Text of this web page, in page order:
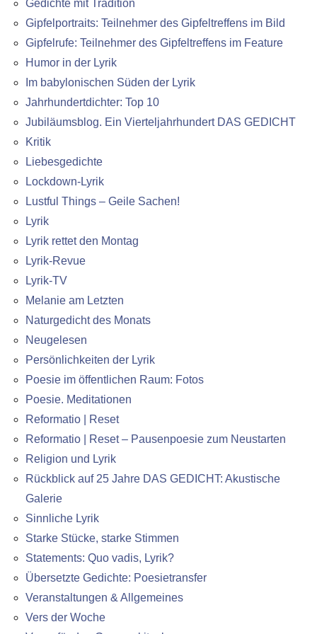
Gedichte mit Tradition
Gipfelportraits: Teilnehmer des Gipfeltreffens im Bild
Gipfelrufe: Teilnehmer des Gipfeltreffens im Feature
Humor in der Lyrik
Im babylonischen Süden der Lyrik
Jahrhundertdichter: Top 10
Jubiläumsblog. Ein Vierteljahrhundert DAS GEDICHT
Kritik
Liebesgedichte
Lockdown-Lyrik
Lustful Things – Geile Sachen!
Lyrik
Lyrik rettet den Montag
Lyrik-Revue
Lyrik-TV
Melanie am Letzten
Naturgedicht des Monats
Neugelesen
Persönlichkeiten der Lyrik
Poesie im öffentlichen Raum: Fotos
Poesie. Meditationen
Reformatio | Reset
Reformatio | Reset – Pausenpoesie zum Neustarten
Religion und Lyrik
Rückblick auf 25 Jahre DAS GEDICHT: Akustische
Galerie
Sinnliche Lyrik
Starke Stücke, starke Stimmen
Statements: Quo vadis, Lyrik?
Übersetzte Gedichte: Poesietransfer
Veranstaltungen & Allgemeines
Vers der Woche